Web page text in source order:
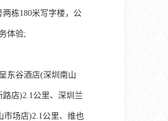
栋180米写字楼，公
体验;
东谷酒店(深圳南山
店)2.1公里、深圳兰
市场店)2.1公里、维也